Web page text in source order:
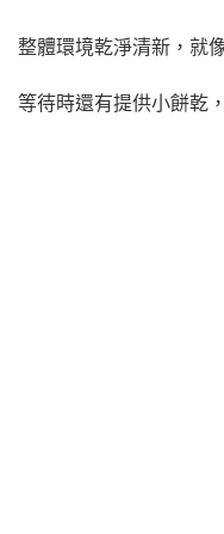
整體環境乾淨清新，就
等待時還有提供小餅乾